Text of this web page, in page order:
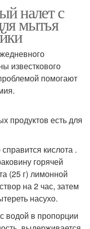
налет с
мытья
известкового
помогают
продуктов есть для
кислота .
горячей
(25 г) лимонной
на 2 час, затем
насухо.
водой в пропорции